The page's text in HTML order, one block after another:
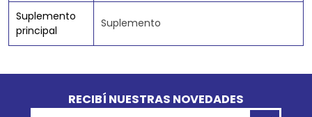
Suplemento
principal
Suplemento
RECIBÍ NUESTRAS NOVEDADES